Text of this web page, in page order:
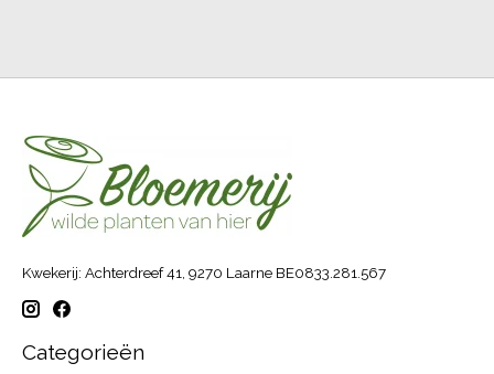
Kwekerij: Achterdreef 41, 9270 Laarne BE0833.281.567
Categorieën